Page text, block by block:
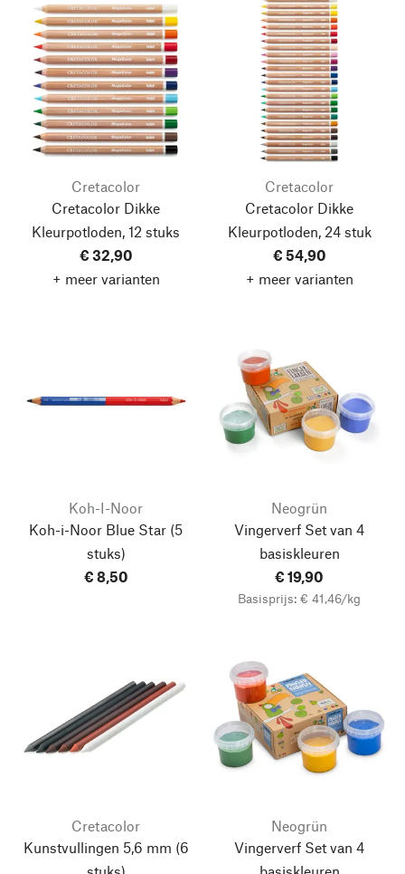
Cretacolor
Cretacolor Dikke
Kleurpotloden, 12 stuks
€ 32,90
+ meer varianten
Cretacolor
Cretacolor Dikke
Kleurpotloden, 24 stuk
€ 54,90
+ meer varianten
Koh-I-Noor
Koh-i-Noor Blue Star (5
stuks)
€ 8,50
Neogrün
Vingerverf Set van 4
basiskleuren
€ 19,90
Basisprijs: € 41,46/kg
Cretacolor
Kunstvullingen 5,6 mm (6
Neogrün
Vingerverf Set van 4